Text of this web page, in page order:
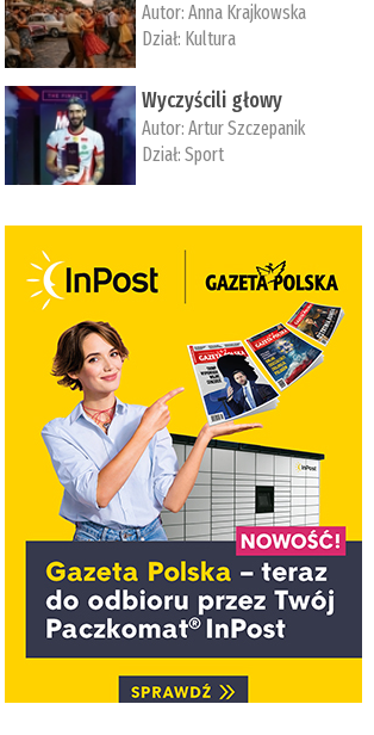
Autor:Anna Krajkowska
Dział: Kultura
Wyczyścili głowy
Autor:Artur Szczepanik
Dział:Sport